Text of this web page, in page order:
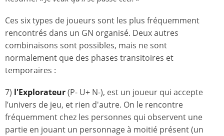
Ces six types de joueurs sont les plus fréquemment
rencontrés dans un GN organisé. Deux autres
combinaisons sont possibles, mais ne sont
normalement que des phases transitoires et
temporaires :
7) l'Explorateur(P- U+ N-), est un joueur qui accepte
l’univers de jeu, et rien d'autre. On le rencontre
fréquemment chez les personnes qui observent une
partie en jouant un personnage à moitié présent (un